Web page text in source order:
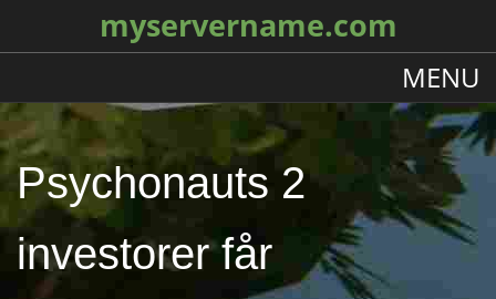
myservername.com
MENU
Psychonauts 2
investorer får